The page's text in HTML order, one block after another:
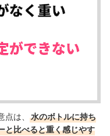
は、
水のボトルに持ち
と比べると重く感じやす